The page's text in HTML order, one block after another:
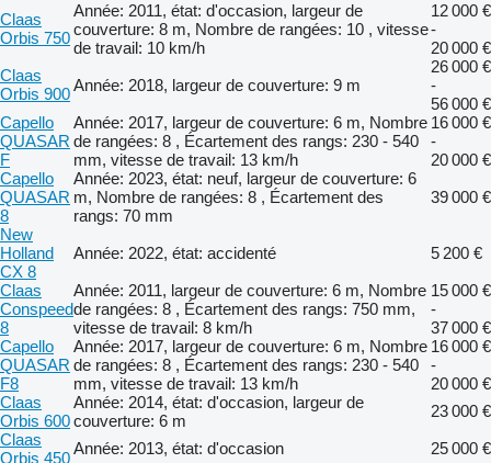
Claas
Orbis 750
Année: 2011, état: d'occasion, largeur de
couverture: 8 m, Nombre de rangées: 10 , vitesse
de travail: 10 km/h
12 000 €
-
20 000 €
Claas
Orbis 900Année: 2018, largeur de couverture: 9 m
26 000 €
-
56 000 €
Capello
QUASAR
F
Année: 2017, largeur de couverture: 6 m, Nombre
de rangées: 8 , Écartement des rangs: 230 - 540
mm, vitesse de travail: 13 km/h
16 000 €
-
20 000 €
Capello
QUASAR
8
Année: 2023, état: neuf, largeur de couverture: 6
m, Nombre de rangées: 8 , Écartement des
rangs: 70 mm
39 000 €
New
Holland
CX 8
Année: 2022, état: accidenté
5 200 €
Claas
Conspeed
8
Année: 2011, largeur de couverture: 6 m, Nombre
de rangées: 8 , Écartement des rangs: 750 mm,
vitesse de travail: 8 km/h
15 000 €
-
37 000 €
Capello
QUASAR
F8
Année: 2017, largeur de couverture: 6 m, Nombre
de rangées: 8 , Écartement des rangs: 230 - 540
mm, vitesse de travail: 13 km/h
16 000 €
-
20 000 €
Claas
Orbis 600
Année: 2014, état: d'occasion, largeur de
couverture: 6 m
23 000 €
Claas
Orbis 450
Année: 2013, état: d'occasion
25 000 €